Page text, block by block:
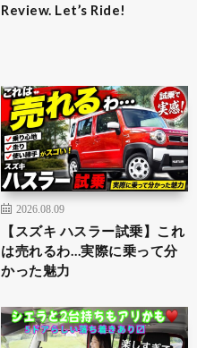
Review. Let’s Ride!
2026.08.09
【スズキ ハスラー試乗】これ
は売れるわ…実際に乗って分
かった魅力